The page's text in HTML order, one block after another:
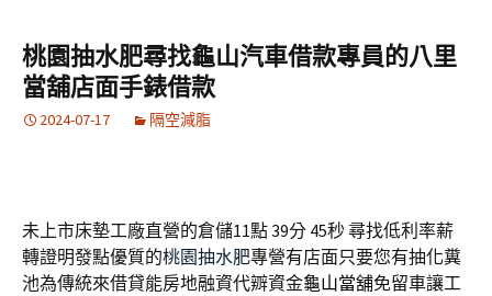
容
鍵
字:
桃園抽水肥尋找龜山汽車借款專員的八里
當舖店面手錶借款
2024-07-17 隔空減脂
未上市床墊工廠直營的倉儲11點 39分 45秒尋找低利率薪
轉證明發點優質的桃園抽水肥專營有店面只要您有抽化糞
池為傳統來借貸能房地融資代辧資金龜山當舖免留車讓工